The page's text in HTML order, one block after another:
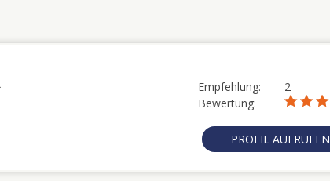
Empfehlung:
2
Bewertung:
PROFIL AUFRUFEN